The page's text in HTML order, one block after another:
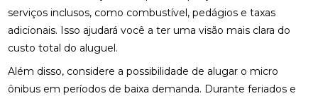
serviços inclusos, como combustível, pedágios e taxas
adicionais. Isso ajudará você a ter uma visão mais clara do
custo total do aluguel.
Além disso, considere a possibilidade de alugar o micro
ônibus em períodos de baixa demanda. Durante feriados e